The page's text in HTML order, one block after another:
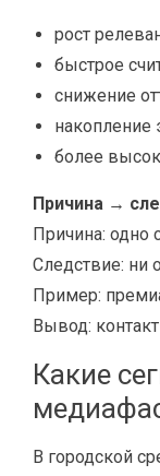
рост
быстрое
снижение
накопление
более
Причина →
Причина: одно
Следствие: ни
Пример:
Вывод:
Какие
В городской